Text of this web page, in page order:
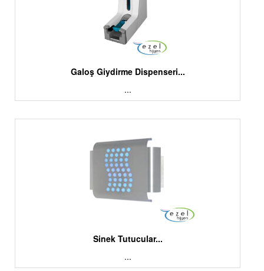
Galoş Giydirme Dispenseri...
...
Sinek Tutucular...
...